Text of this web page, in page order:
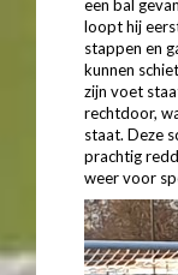
een bal
loopt hij
stappen en
kunnen
zijn voet
rechtdoor,
staat. Deze
prachtig
weer voor